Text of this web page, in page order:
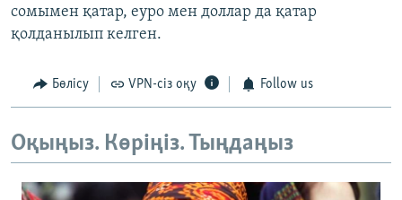
сомымен қатар, еуро мен доллар да қатар
қолданылып келген.
Бөлісу VPN-сіз оқу Follow us
Оқыңыз. Көріңіз. Тыңдаңыз